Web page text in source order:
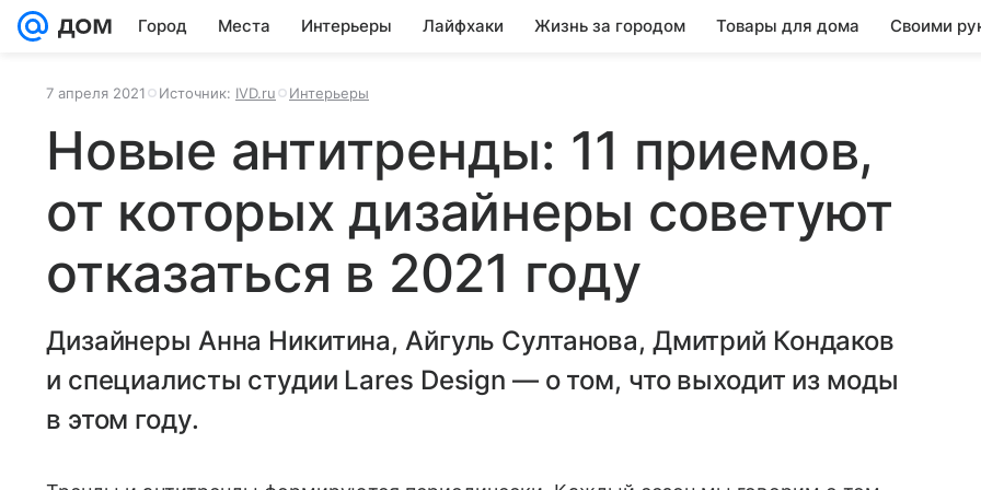
Город Места Интерьеры Лайфхаки Жизнь за городом Товары для дома Своими
7 апреля 2021 Источник: IVD.ru Интерьеры
Новые антитренды: 11 приемов,
от которых дизайнеры советуют
отказаться в 2021 году
Дизайнеры Анна Никитина, Айгуль Султанова, Дмитрий Кондаков
и специалисты студии Lares Design — о том, что выходит из моды
в этом году.